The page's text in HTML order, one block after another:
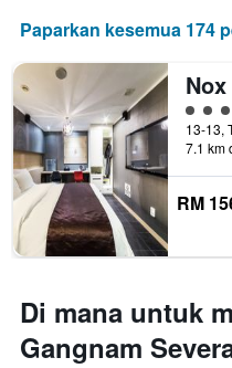
Paparkan kesemua 174
7.1 km
RM
Di mana untuk
Gangnam